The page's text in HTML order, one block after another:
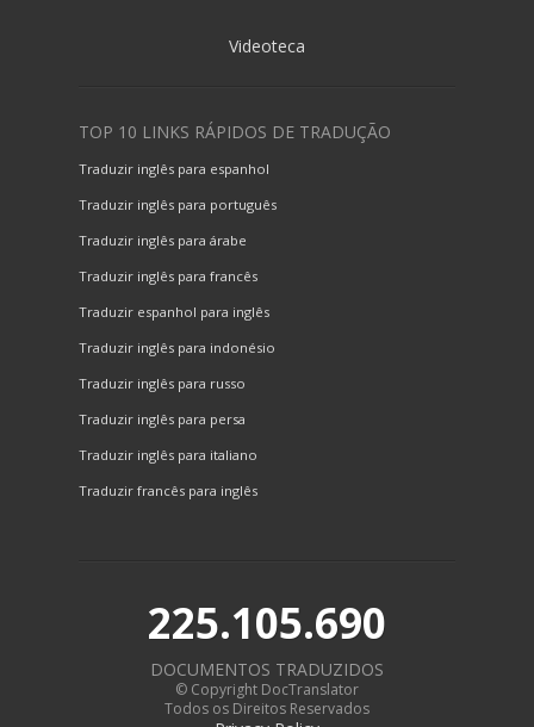
Videoteca
TOP 10 LINKS RÁPIDOS DE TRADUÇÃO
Traduzir inglês para espanhol
Traduzir inglês para português
Traduzir inglês para árabe
Traduzir inglês para francês
Traduzir espanhol para inglês
Traduzir inglês para indonésio
Traduzir inglês para russo
Traduzir inglês para persa
Traduzir inglês para italiano
Traduzir francês para inglês
225.105.690
DOCUMENTOS TRADUZIDOS
© Copyright DocTranslator
Todos os Direitos Reservados